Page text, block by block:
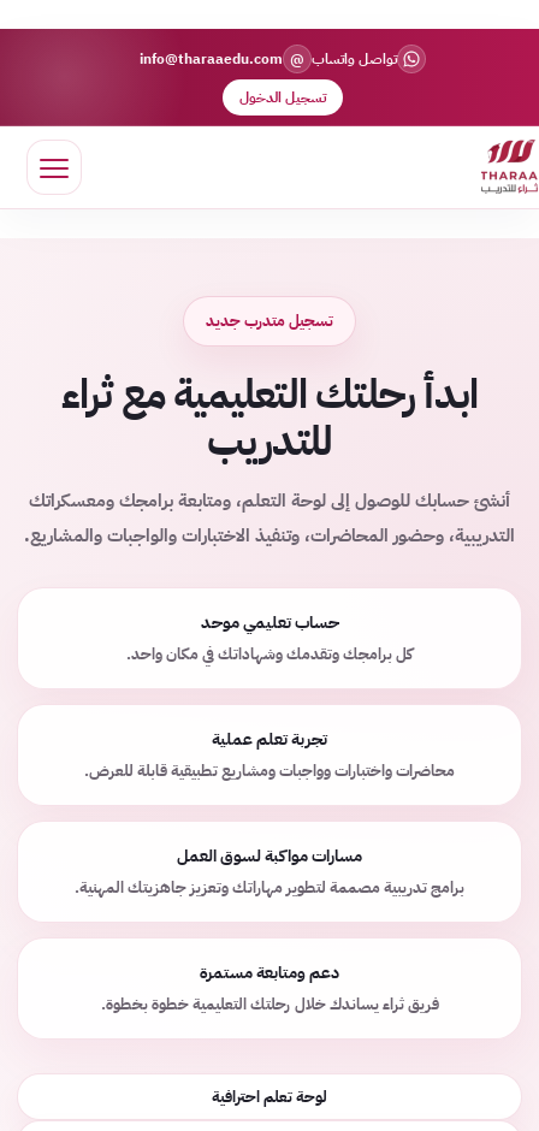
تواصل واتساب @
info@tharaaedu.com
تسجيل الدخول
تسجيل متدرب جديد
ابدأ رحلتك التعليمية مع ثراء
للتدريب
أنشئ حسابك للوصول إلى لوحة التعلم، ومتابعة برامجك ومعسكراتك
التدريبية، وحضور المحاضرات، وتنفيذ الاختبارات والواجبات والمشاريع.
حساب تعليمي موحد
كل برامجك وتقدمك وشهاداتك في مكان واحد.
تجربة تعلم عملية
محاضرات واختبارات وواجبات ومشاريع تطبيقية قابلة للعرض.
مسارات مواكبة لسوق العمل
برامج تدريبية مصممة لتطوير مهاراتك وتعزيز جاهزيتك المهنية.
دعم ومتابعة مستمرة
فريق ثراء يساندك خلال رحلتك التعليمية خطوة بخطوة.
لوحة تعلم احترافية